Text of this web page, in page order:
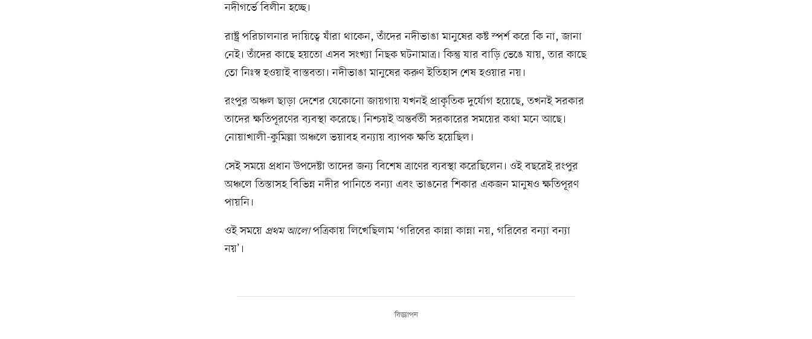
নদীগর্ভে বিলীন হচ্ছে।
রাষ্ট্র পরিচালনার দায়িত্বে যাঁরা থাকেন, তাঁদের নদীভাঙা মানুষের কষ্ট স্পর্শ করে কি না, জানা
নেই। তাঁদের কাছে হয়তো এসব সংখ্যা নিছক ঘটনামাত্র। কিন্তু যার বাড়ি ভেঙে যায়, তার কাছে
তো নিঃস্ব হওয়াই বাস্তবতা। নদীভাঙা মানুষের করুণ ইতিহাস শেষ হওয়ার নয়।
রংপুর অঞ্চল ছাড়া দেশের যেকোনো জায়গায় যখনই প্রাকৃতিক দুর্যোগ হয়েছে, তখনই সরকার
তাদের ক্ষতিপূরণের ব্যবস্থা করেছে। নিশ্চয়ই অন্তর্বর্তী সরকারের সময়ের কথা মনে আছে।
নোয়াখালী-কুমিল্লা অঞ্চলে ভয়াবহ বন্যায় ব্যাপক ক্ষতি হয়েছিল।
সেই সময়ে প্রধান উপদেষ্টা তাদের জন্য বিশেষ ত্রাণের ব্যবস্থা করেছিলেন। ওই বছরেই রংপুর
অঞ্চলে তিস্তাসহ বিভিন্ন নদীর পানিতে বন্যা এবং ভাঙনের শিকার একজন মানুষও ক্ষতিপূরণ
পায়নি।
ওই সময়ে প্রথম আলোপত্রিকায় লিখেছিলাম ‘গরিবের কান্না কান্না নয়, গরিবের বন্যা বন্যা
নয়’।
বিজ্ঞাপন